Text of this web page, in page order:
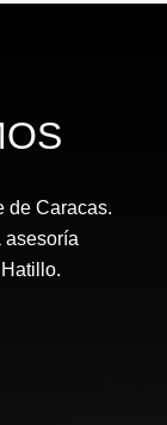
de Caracas.
asesoría